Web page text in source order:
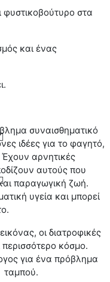
φυστικοβούτυρο στα
και ένας
συναισθηματικό
ιδέες για το φαγητό,
αρνητικές
αυτούς που
παραγωγική ζωή.
υγεία και μπορεί
οι διατροφικές
κόσμο.
για ένα πρόβλημα
ταμπού.